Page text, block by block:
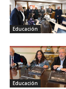
Educación
Educación